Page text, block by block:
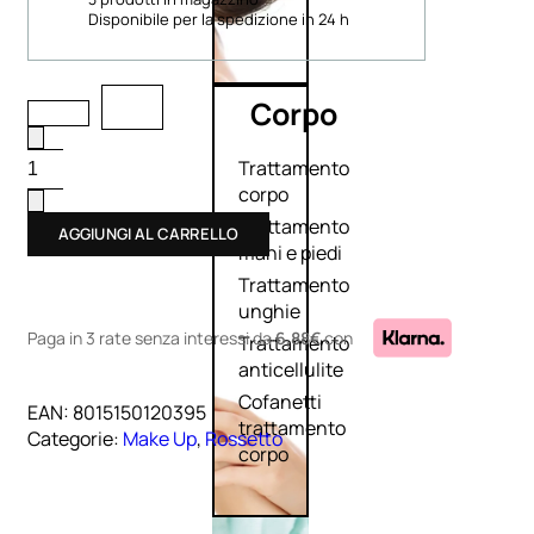
Corpo
Trattamento
corpo
Trattamento
mani e piedi
Trattamento
unghie
Trattamento
anticellulite
Cofanetti
trattamento
corpo
Disponibile per la spedizione in 24 h
AGGIUNGI AL CARRELLO
Paga in 3 rate senza interessida6,88€con
EAN: 8015150120395
Categorie: Make Up, Rossetto